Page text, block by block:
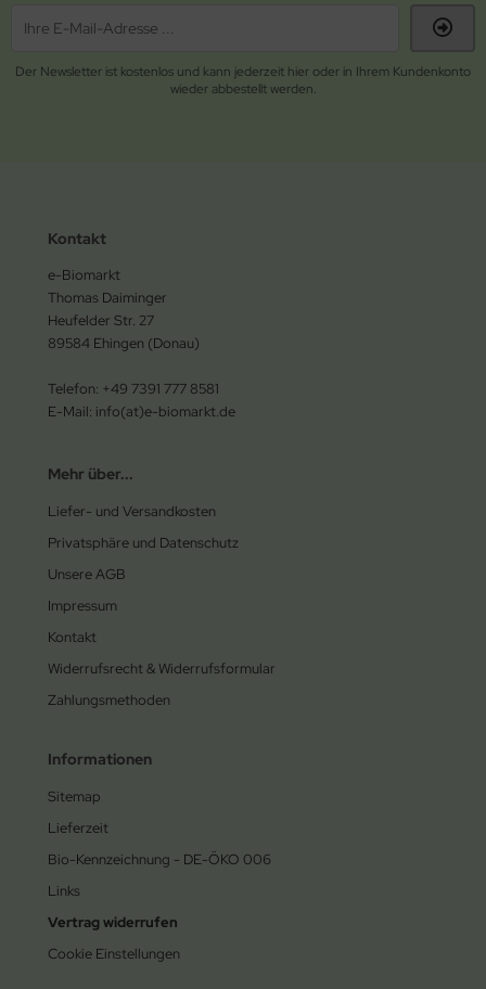
Der Newsletter ist kostenlos und kann jederzeit hier oder in Ihrem Kundenkonto
wieder abbestellt werden.
Kontakt
e-Biomarkt
Thomas Daiminger
Heufelder Str. 27
89584 Ehingen (Donau)
Telefon: +49 7391 777 8581
E-Mail: info(at)e-biomarkt.de
Mehr über...
Liefer- und Versandkosten
Privatsphäre und Datenschutz
Unsere AGB
Impressum
Kontakt
Widerrufsrecht & Widerrufsformular
Zahlungsmethoden
Informationen
Sitemap
Lieferzeit
Bio-Kennzeichnung - DE-ÖKO 006
Links
Vertrag widerrufen
Cookie Einstellungen